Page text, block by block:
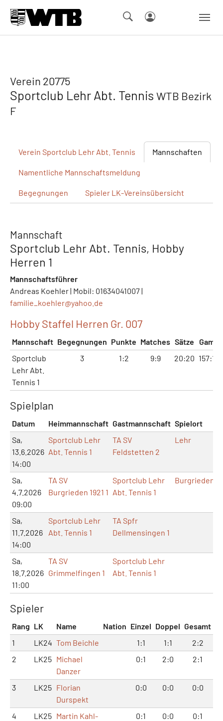
Verein 20775
Sportclub Lehr Abt. Tennis WTB Bezirk
F
Verein Sportclub Lehr Abt. Tennis Mannschaften
Namentliche Mannschaftsmeldung
Begegnungen Spieler LK-Vereinsübersicht
Mannschaft
Sportclub Lehr Abt. Tennis, Hobby
Herren 1
Mannschaftsführer
Andreas Koehler | Mobil: 01634041007 |
familie_koehler@yahoo.de
Hobby Staffel Herren Gr. 007
Mannschaft Begegnungen Punkte Matches Sätze Games
Sportclub
Lehr Abt.
Tennis 1
3 1:2 9:9 20:20 157:156
Spielplan
Datum Heimmannschaft Gastmannschaft Spielort
Sa,
13.6.2026
14:00
Sportclub Lehr
Abt. Tennis 1
TA SV
Feldstetten 2
Lehr
Sa,
4.7.2026
09:00
TA SV
Burgrieden 1921 1
Sportclub Lehr
Abt. Tennis 1
Burgrieden
Sa,
11.7.2026
14:00
Sportclub Lehr
Abt. Tennis 1
TA Spfr
Dellmensingen 1
Sa,
18.7.2026
11:00
TA SV
Grimmelfingen 1
Sportclub Lehr
Abt. Tennis 1
Spieler
Rang LK Name Nation Einzel Doppel Gesamt
1
LK24 Tom Beichle 1:1 1:1
2:2
2
LK25 Michael
Danzer
0:1 2:0 2:1
3 LK25 Florian
Durspekt
0:0 0:0 0:0
4 LK25 Martin Kahl-
0:1 0:0 0:1